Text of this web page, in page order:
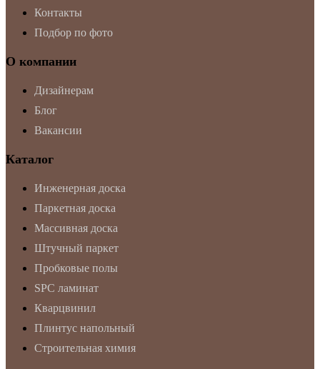
Контакты
Подбор по фото
О компании
Дизайнерам
Блог
Вакансии
Каталог
Инженерная доска
Паркетная доска
Массивная доска
Штучный паркет
Пробковые полы
SPC ламинат
Кварцвинил
Плинтус напольный
Строительная химия